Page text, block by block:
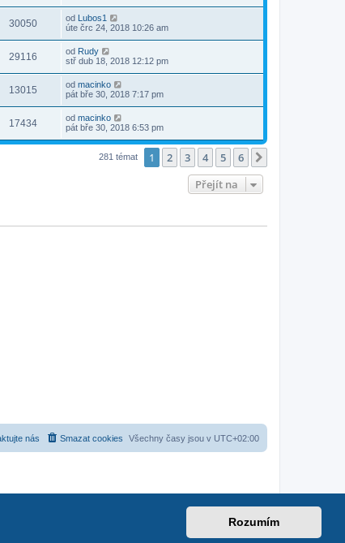
Rozumím
30050 od Lubos1
úte črc 24, 2018 10:26 am
29116 od Rudy
stř dub 18, 2018 12:12 pm
13015 od macinko
pát bře 30, 2018 7:17 pm
17434 od macinko
pát bře 30, 2018 6:53 pm
281 témat 1 2 3 4 5 6
Přejít na
Všechny časy jsou v UTC+02:00
Smazat cookies
nás